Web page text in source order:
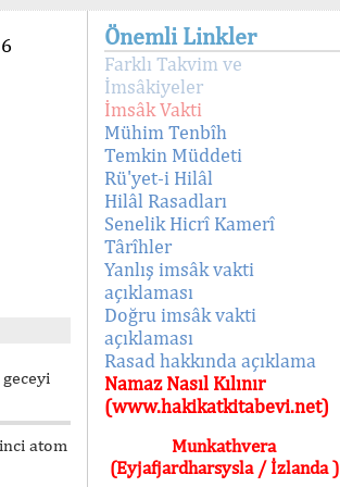
atom
Önemli Linkler
Farklı Takvim ve
İmsâkiyeler
İmsâk Vakti
Mühim Tenbîh
Temkin Müddeti
Rü'yet-i Hilâl
Hilâl Rasadları
Senelik Hicrî Kamerî
Târîhler
Yanlış imsâk vakti
açıklaması
Doğru imsâk vakti
açıklaması
Rasad hakkında açıklama
Namaz Nasıl Kılınır
(www.hakikatkitabevi.net)
Munkathvera
(Eyjafjardharsysla / İzlanda )